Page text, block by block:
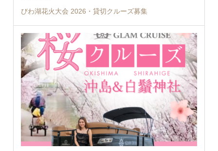
びわ湖花火大会 2026・貸切クルーズ募集